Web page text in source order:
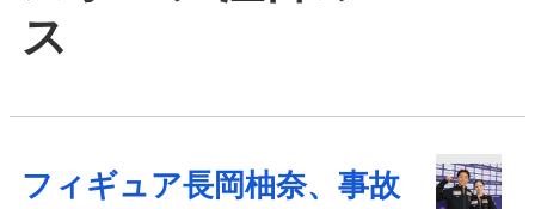
ス
フィギュア長岡柚奈、事故